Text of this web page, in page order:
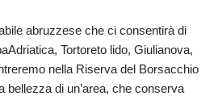
abruzzese che ci consentirà di
Tortoreto lido, Giulianova,
nella Riserva del Borsacchio
bellezza di un’area, che conserva